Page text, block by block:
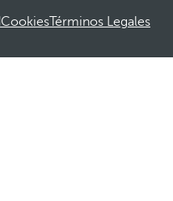
CookiesTérminos Legales